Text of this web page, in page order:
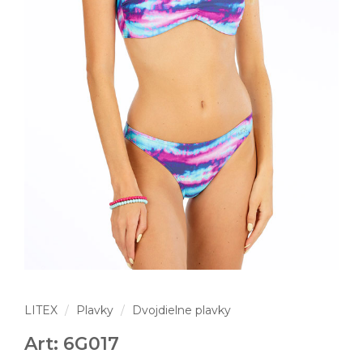
LITEX Plavky Dvojdielne plavky
Art: 6G017